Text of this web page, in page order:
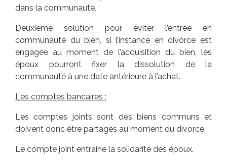
dans la communauté.
Deuxième solution pour éviter l’entrée en
communauté du bien, si l’instance en divorce est
engagée au moment de l’acquisition du bien, les
époux pourront fixer la dissolution de la
communauté à une date antérieure à l’achat.
Les comptes bancaires :
Les comptes joints sont des biens communs et
doivent donc être partagés au moment du divorce.
Le compte joint entraine la solidarité des époux.